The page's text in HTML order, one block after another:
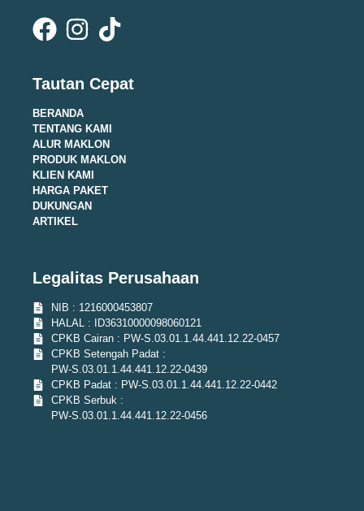
Tautan Cepat
BERANDA
TENTANG KAMI
ALUR MAKLON
PRODUK MAKLON
KLIEN KAMI
HARGA PAKET
DUKUNGAN
ARTIKEL
Legalitas Perusahaan
NIB : 1216000453807
HALAL : ID36310000098060121
CPKB Cairan : PW-S.03.01.1.44.441.12.22-0457
CPKB Setengah Padat :
PW-S.03.01.1.44.441.12.22-0439
CPKB Padat : PW-S.03.01.1.44.441.12.22-0442
CPKB Serbuk :
PW-S.03.01.1.44.441.12.22-0456